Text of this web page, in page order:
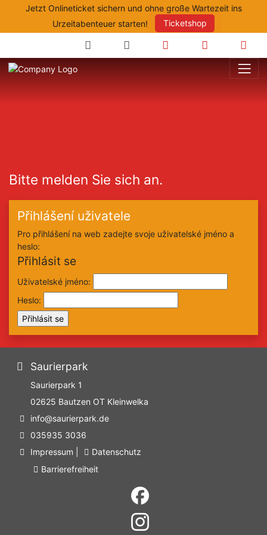
Jetzt Onlineticket sichern und ohne große Wartezeit ins
Urzeitabenteuer starten!
Ticketshop
Bitte melden Sie sich an.
Přihlášení uživatele
Pro přihlášení na web zadejte svoje uživatelské jméno a
heslo:
Přihlásit se
Uživatelské jméno:
Heslo:
Saurierpark
Saurierpark 1
02625 Bautzen OT Kleinwelka
info@saurierpark.de
035935 3036
Impressum
Datenschutz
Barrierefreiheit